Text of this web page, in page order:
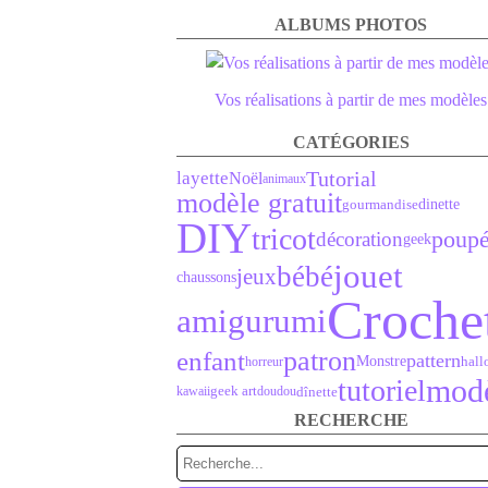
ALBUMS PHOTOS
Vos réalisations à partir de mes modèles
CATÉGORIES
layetteNoëlanimauxTutorial
modèle gratuitgourmandisedinette
DIYtricotdécorationgeek
chaussonsjeuxbébéjouet
amigurumi
enfanthorreurpatronMonstrepattern
kawaiigeek artdoudoudînettetutoriel
RECHERCHE